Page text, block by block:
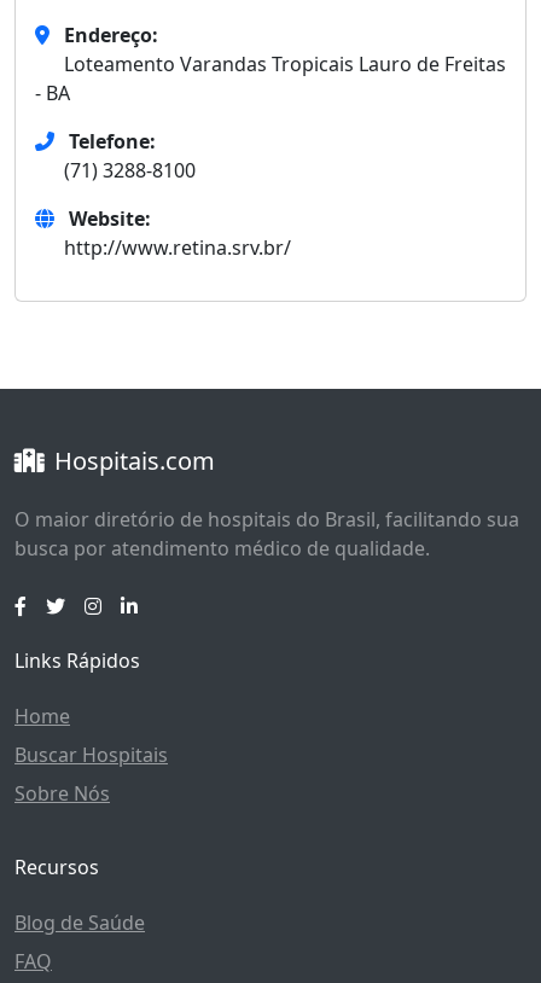
Endereço:
Loteamento Varandas Tropicais Lauro de Freitas
- BA
Telefone:
(71) 3288-8100
Website:
http://www.retina.srv.br/
Hospitais.com
O maior diretório de hospitais do Brasil, facilitando sua
busca por atendimento médico de qualidade.
Links Rápidos
Home
Buscar Hospitais
Sobre Nós
Recursos
Blog de Saúde
FAQ